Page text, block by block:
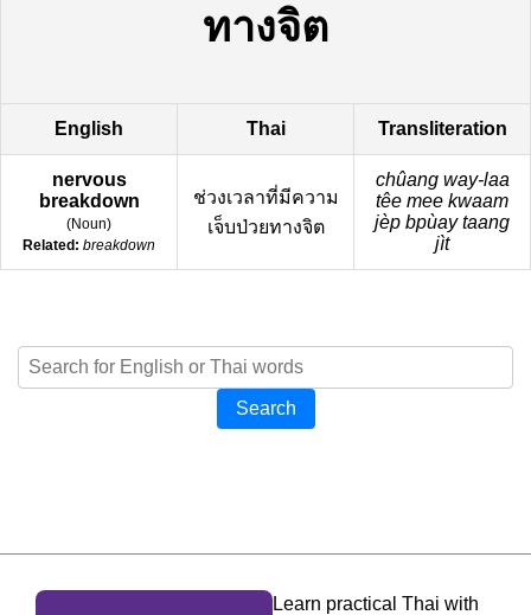
ทางจิต
English Thai Transliteration
nervous
breakdown
(Noun)
Related: breakdown
ช่วงเวลาที่มีความ
เจ็บป่วยทางจิต
chûang way-laa
têe mee kwaam
jèp bpùay taang
jìt
Search
Learn practical Thai with